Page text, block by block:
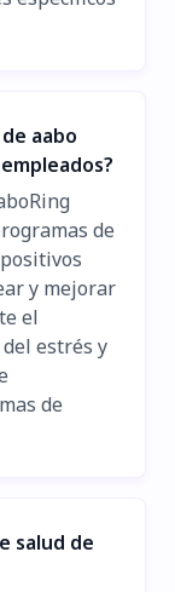
aabo
de
y mejorar
el
estrés y
de
salud de